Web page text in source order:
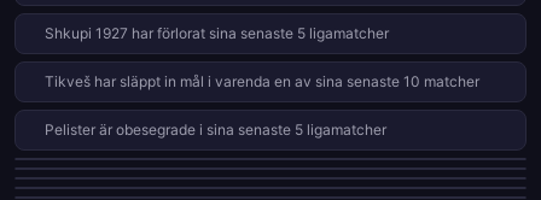
Shkupi 1927 har förlorat sina senaste 5 ligamatcher
Tikveš har släppt in mål i varenda en av sina senaste 10 matcher
Pelister är obesegrade i sina senaste 5 ligamatcher
Vardar Skopje har gjort mål i varenda en av sina senaste 7 matcher
Shkupi 1927 lyckades inte göra mål i 20 av 32 matcher (63%)
Pelister har gjort mål i varenda en av sina senaste 6 matcher